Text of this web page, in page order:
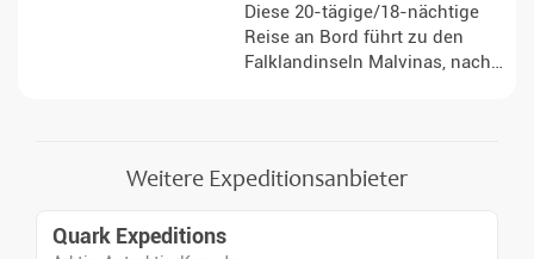
Diese 20-tägige/18-nächtige
Reise an Bord führt zu den
Falklandinseln Malvinas, nach
Zwischen Anlandungen,
Weitere Expeditionsanbieter
Quark Expeditions